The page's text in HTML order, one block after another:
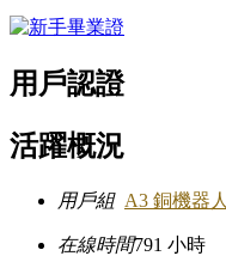
用戶認證
活躍概況
用戶組 A3 銅機器人
在線時間791 小時